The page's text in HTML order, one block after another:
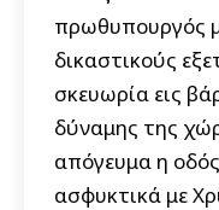
πρωθυπουργός
δικαστικούς
σκευωρία εις
δύναμης της
απόγευμα η
ασφυκτικά με